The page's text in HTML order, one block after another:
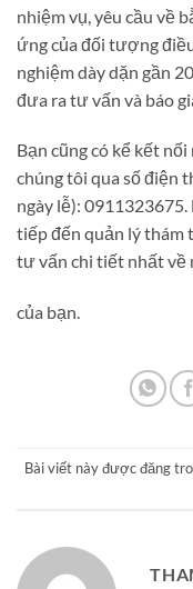
nhiệm vụ, yêu cầu về
ứng của đối tượng
nghiệm dày dặn gần
đưa ra tư vấn và báo
Bạn cũng có kể kết
chúng tôi qua số điện
ngày lễ):
tiếp đến quản lý thám
tư vấn chi tiết nhất về
của bạn.
Bài viết này được đăng